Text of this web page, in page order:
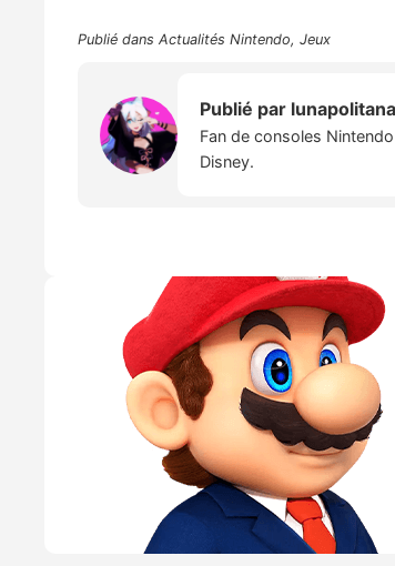
Publié dans Actualités Nintendo, Jeux
Publié par lunapolitana
Fan de consoles
Disney.